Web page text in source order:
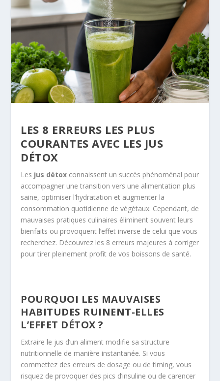
LES 8 ERREURS LES PLUS
COURANTES AVEC LES JUS
DÉTOX
Les jus détox connaissent un succès phénoménal pour
accompagner une transition vers une alimentation plus
saine, optimiser l’hydratation et augmenter la
consommation quotidienne de végétaux. Cependant, de
mauvaises pratiques culinaires éliminent souvent leurs
bienfaits ou provoquent l’effet inverse de celui que vous
recherchez. Découvrez les 8 erreurs majeures à corriger
pour tirer pleinement profit de vos boissons de santé.
POURQUOI LES MAUVAISES
HABITUDES RUINENT-ELLES
L’EFFET DÉTOX ?
Extraire le jus d’un aliment modifie sa structure
nutritionnelle de manière instantanée. Si vous
commettez des erreurs de dosage ou de timing, vous
risquez de provoquer des pics d’insuline ou de carencer